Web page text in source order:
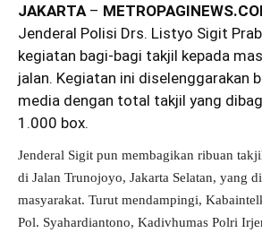
JAKARTA –
Jenderal Polisi Drs. Listyo Sigit
kegiatan bagi-bagi takjil kepada
jalan. Kegiatan ini diselenggarakan
media dengan total takjil yang
1.000 box.
Jenderal Sigit pun membagikan ribuan
di Jalan Trunojoyo, Jakarta Selatan, yang
masyarakat. Turut mendampingi,
Pol. Syahardiantono, Kadivhumas Polri